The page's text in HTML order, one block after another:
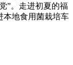
”。走进初夏的福
本地食用菌栽培车